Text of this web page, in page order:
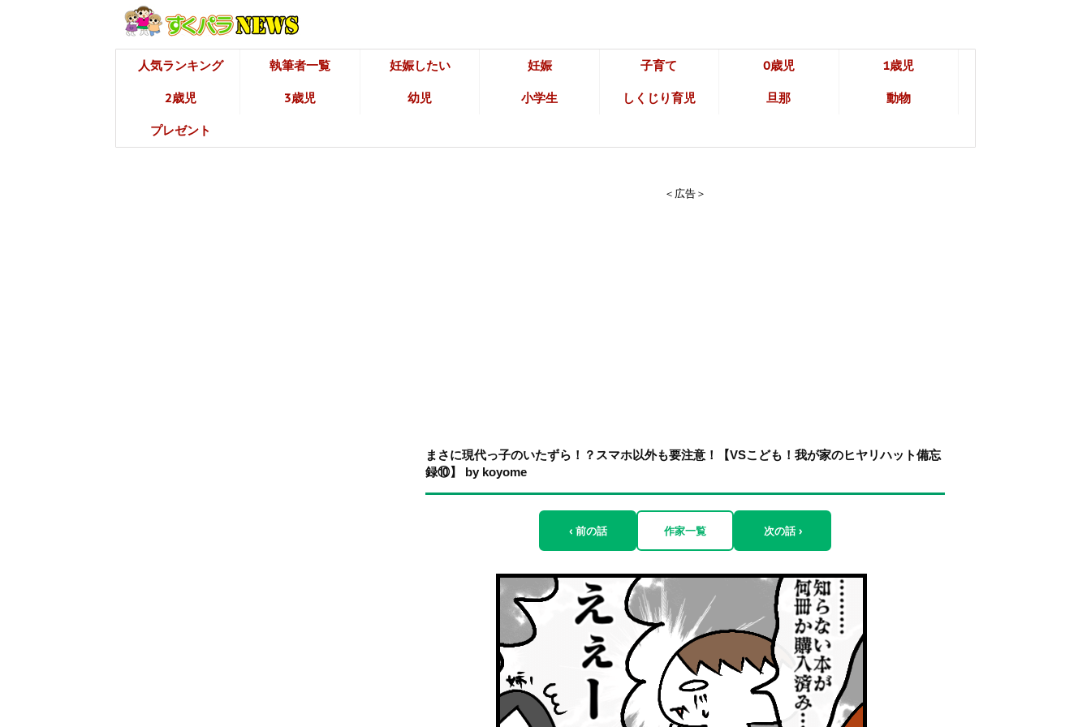
人気ランキング 執筆者一覧 妊娠したい 妊娠 子育て 0歳児 1歳児
2歳児 3歳児 幼児 小学生 しくじり育児 旦那 動物
プレゼント
＜広告＞
まさに現代っ子のいたずら！？スマホ以外も要注意！【VSこども！我が家のヒヤリハット備忘
録⑩】 by koyome
‹ 前の話 作家一覧 次の話 ›